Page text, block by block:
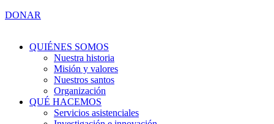
DONAR
QUIÉNES SOMOS
Nuestra historia
Misión y valores
Nuestros santos
Organización
QUÉ HACEMOS
Servicios asistenciales